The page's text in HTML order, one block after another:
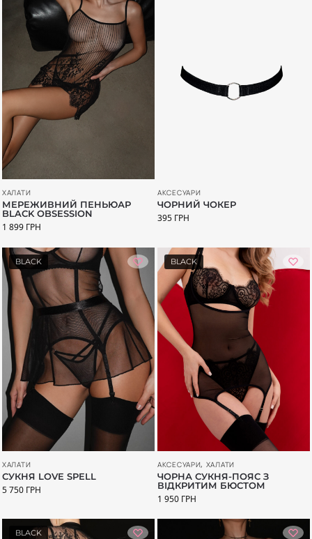
ХАЛАТИ
МЕРЕЖИВНИЙ ПЕНЬЮАР
BLACK OBSESSION
1 899 ГРН
АКСЕСУАРИ
ЧОРНИЙ ЧОКЕР
395 ГРН
BLACK
ХАЛАТИ
СУКНЯ LOVE SPELL
5 750 ГРН
BLACK
АКСЕСУАРИ, ХАЛАТИ
ЧОРНА СУКНЯ-ПОЯС З
ВІДКРИТИМ БЮСТОМ
1 950 ГРН
BLACK